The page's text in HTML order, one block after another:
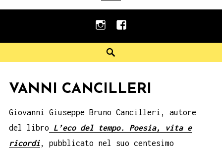
instagramfacebook
VANNI CANCILLERI
Giovanni Giuseppe Bruno Cancilleri, autore
del libro
L’eco del tempo. Poesia, vita e
ricordi, pubblicato nel suo centesimo